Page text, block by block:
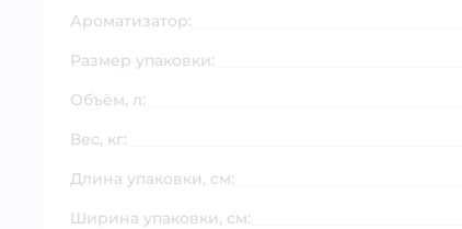
Ароматизатор:
Размер упаковки:
Объём, л:
Вес, кг:
Длина упаковки, см:
Ширина упаковки, см: